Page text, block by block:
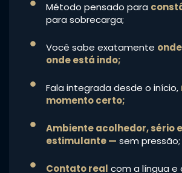
Método pensado para
para sobrecarga;
Você sabe exatamente
onde está indo;
Fala integrada desde o início,
momento certo;
Ambiente acolhedor, sério e
estimulante — sem pressão;
Contato real com a língua e